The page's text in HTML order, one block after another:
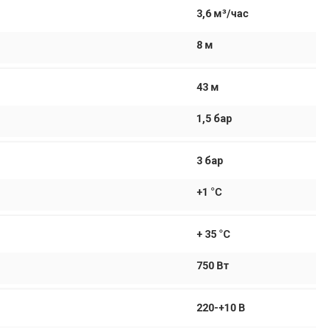
3,6 м³/час
8 м
43 м
1,5 бар
3 бар
+1 °С
+ 35 °С
750 Вт
220-+10 В